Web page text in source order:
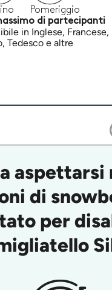
Pomeriggio
di partecipanti
in Inglese, Francese,
Tedesco e altre
aspettarsi
di
per